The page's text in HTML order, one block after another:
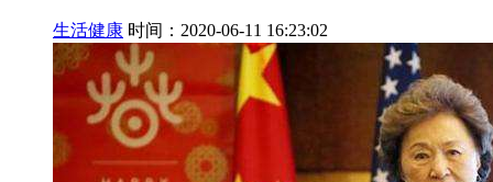
生活健康 时间：2020-06-11 16:23:02